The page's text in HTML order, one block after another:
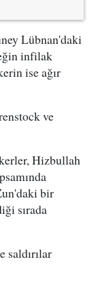
Lübnan'daki
infilak
ise ağır
ve
Hizbullah
bir
sırada
saldırılar